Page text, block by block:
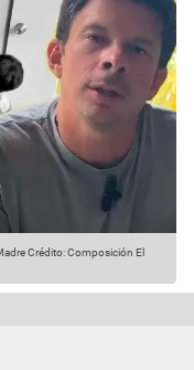
Crédito: Composición El